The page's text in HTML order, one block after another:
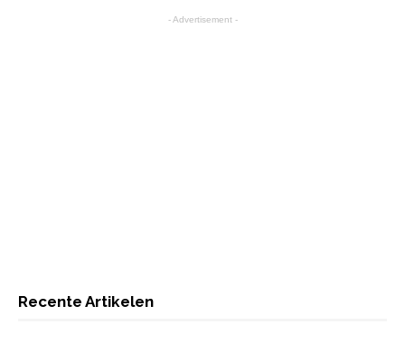
- Advertisement -
Recente Artikelen